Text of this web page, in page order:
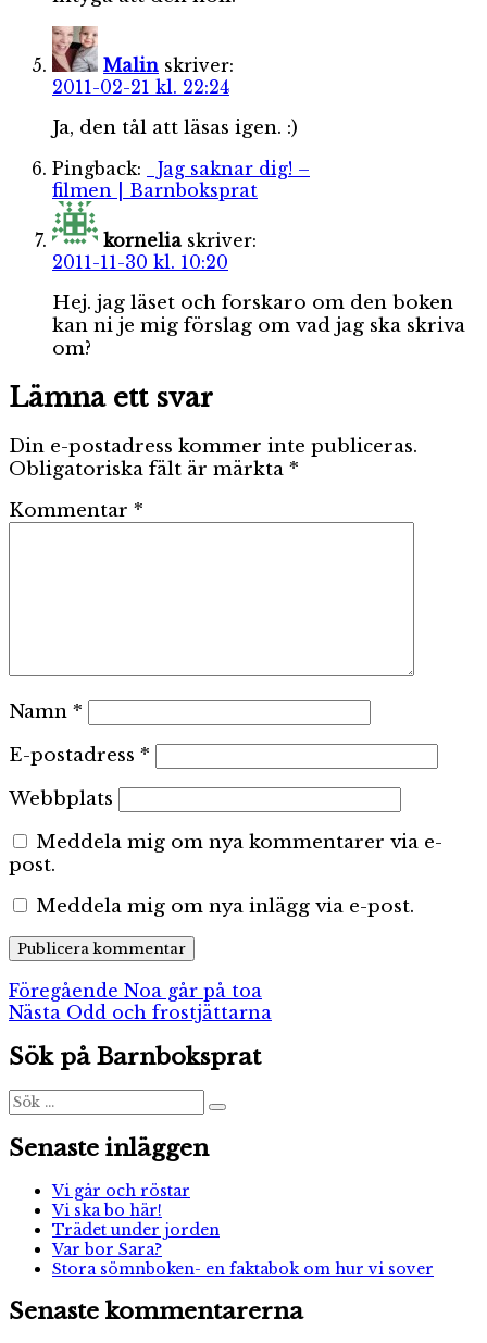
Malin skriver:
2011-02-21 kl. 22:24
Ja, den tål att läsas igen. :)
Pingback:
Jag saknar dig! –
filmen | Barnboksprat
kornelia skriver:
2011-11-30 kl. 10:20
Hej. jag läset och forskaro om den boken
kan ni je mig förslag om vad jag ska skriva
om?
Lämna ett svar
Din e-postadress kommer inte publiceras.
Obligatoriska fält är märkta *
Kommentar *
Namn *
E-postadress *
Webbplats
Meddela mig om nya kommentarer via e-
post.
Meddela mig om nya inlägg via e-post.
Inläggsnavigering
Föregående Föregående
inlägg:
Noa går på toa
Nästa Nästa
Odd och frostjättarna
Sök på Barnboksprat
Sök
efter:
Sök
Senaste inläggen
Vi går och röstar
Vi ska bo här!
Trädet under jorden
Var bor Sara?
Stora sömnboken- en faktabok om hur vi sover
Senaste kommentarerna